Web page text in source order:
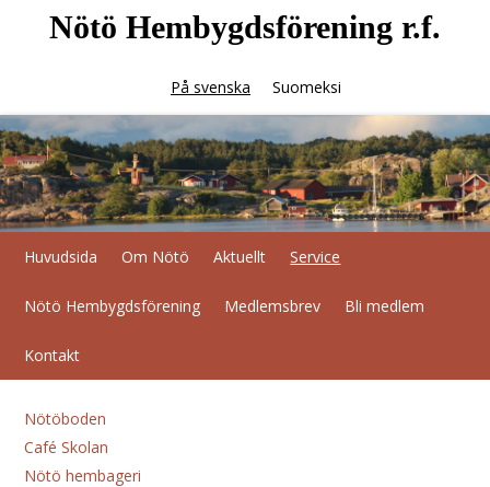
Nötö Hembygdsförening r.f.
På svenska Suomeksi
Huvudsida Om Nötö Aktuellt Service
Nötö Hembygdsförening Medlemsbrev Bli medlem
Kontakt
Nötöboden
Café Skolan
Nötö hembageri